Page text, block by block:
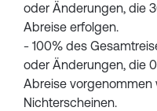
oder Änderungen, die
Abreise erfolgen.
- 100% des
oder Änderungen, die
Abreise vorgenommen
Nichterscheinen.